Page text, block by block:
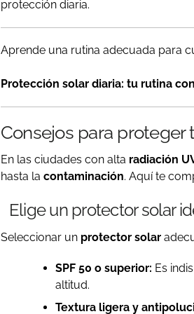
protección diaria.
Aprende una rutina adecuada para
Protección solar diaria: tu rutina
Consejos para proteger
En las ciudades con alta radiación
hasta la contaminación. Aquí te
Elige un protector solar
Seleccionar un protector solar
SPF 50 o superior: Es
altitud.
Textura ligera y